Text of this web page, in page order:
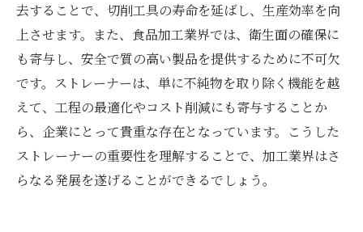
去することで、切削工具の寿命を延ばし、生産効率を向
上させます。また、食品加工業界では、衛生面の確保に
も寄与し、安全で質の高い製品を提供するために不可欠
です。ストレーナーは、単に不純物を取り除く機能を越
えて、工程の最適化やコスト削減にも寄与することか
ら、企業にとって貴重な存在となっています。こうした
ストレーナーの重要性を理解することで、加工業界はさ
らなる発展を遂げることができるでしょう。